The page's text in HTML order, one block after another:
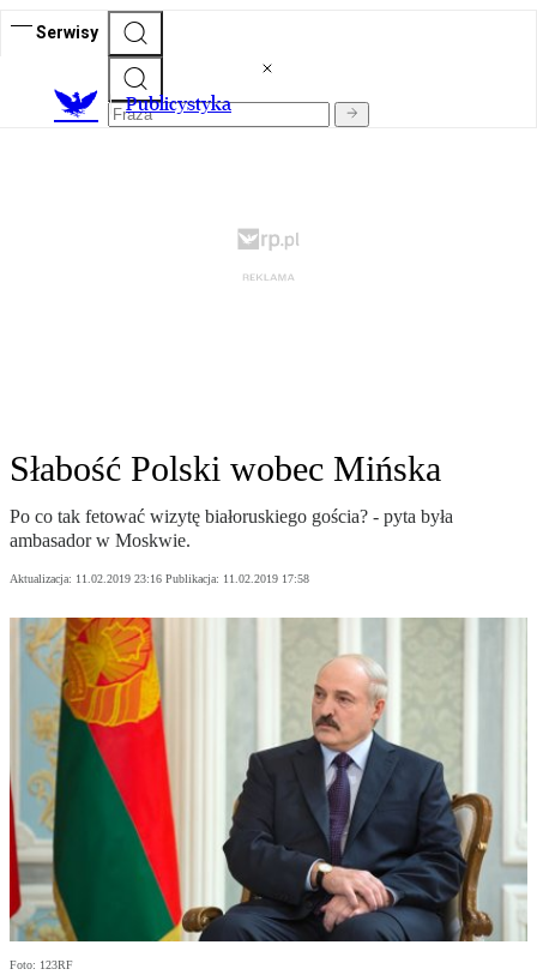
Serwisy
Publicystyka
Słabość Polski wobec Mińska
Po co tak fetować wizytę białoruskiego gościa? - pyta była
ambasador w Moskwie.
Aktualizacja: 11.02.2019 23:16 Publikacja: 11.02.2019 17:58
Foto: 123RF